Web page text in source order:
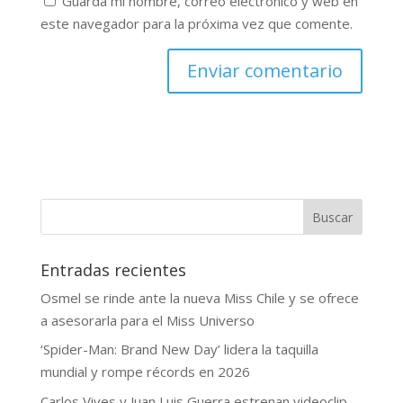
este navegador para la próxima vez que comente.
Buscar
Entradas recientes
Osmel se rinde ante la nueva Miss Chile y se ofrece
a asesorarla para el Miss Universo
‘Spider-Man: Brand New Day’ lidera la taquilla
mundial y rompe récords en 2026